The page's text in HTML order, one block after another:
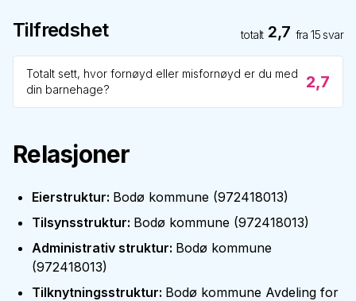
Tilfredshet totalt 2,7 fra15 svar
Totalt sett, hvor fornøyd eller misfornøyd er du med
din barnehage?
2,7
Relasjoner
Eierstruktur: Bodø kommune (972418013)
Tilsynsstruktur: Bodø kommune (972418013)
Administrativ struktur: Bodø kommune
(972418013)
Tilknytningsstruktur: Bodø kommune Avdeling for